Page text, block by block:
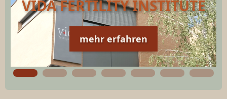
VIDA FERTILITY INSTITUTE
mehr erfahren